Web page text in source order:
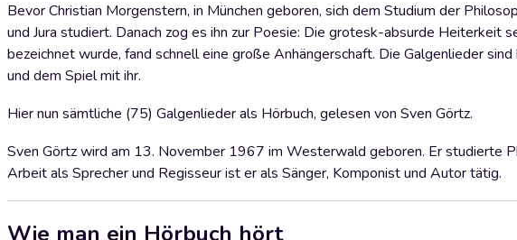
Bevor Christian Morgenstern, in München geboren, sich dem Studium der
und Jura studiert. Danach zog es ihn zur Poesie: Die grotesk-absurde Heiterkeit
bezeichnet wurde, fand schnell eine große Anhängerschaft. Die Galgenlieder
und dem Spiel mit ihr.
Hier nun sämtliche (75) Galgenlieder als Hörbuch, gelesen von Sven Görtz.
Sven Görtz wird am 13. November 1967 im Westerwald geboren. Er studierte
Arbeit als Sprecher und Regisseur ist er als Sänger, Komponist und Autor tätig.
Wie man ein Hörbuch hört